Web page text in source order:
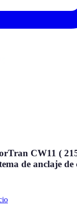
CW11 (
de anclaje de